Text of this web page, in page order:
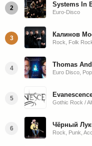
2 Systems In
Euro-Disco
3 Калинов
Rock, Folk
4
Euro Disco, Pop
5
Gothic Rock /
6 Чёрный
Rock, Punk,